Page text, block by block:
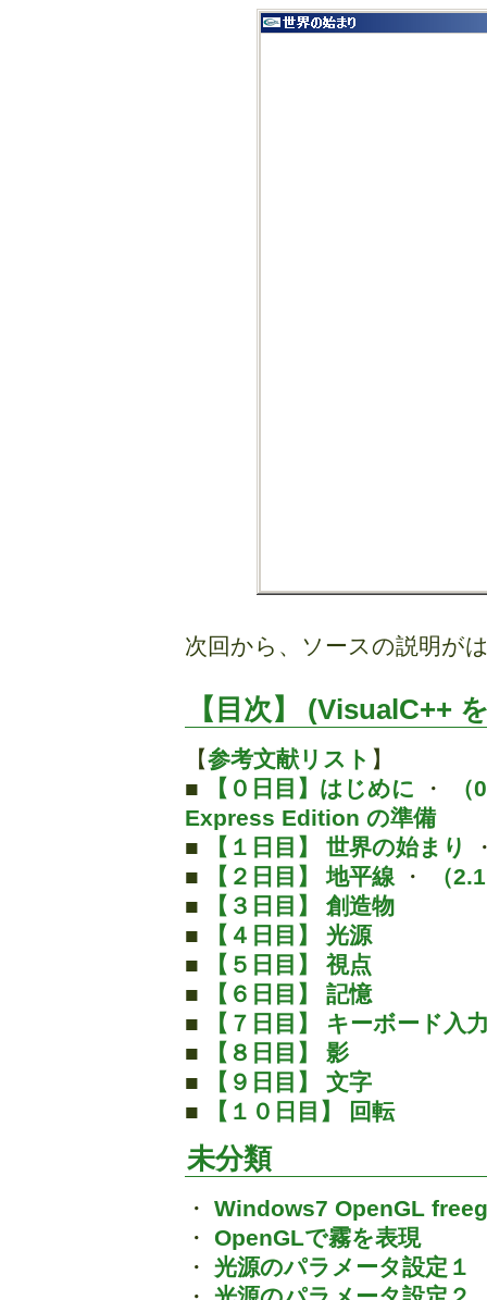
次回から、ソースの説明が
【目次】 (VisualC++
【参考文献リスト 】
■
【０日目】はじめに ・
Express Edition の準備
■
【１日目】 世界の始まり
■
【２日目】 地平線 ・
（
■
【３日目】 創造物
■
【４日目】 光源
■
【５日目】 視点
■
【６日目】 記憶
■
【７日目】 キーボード入
■
【８日目】 影
■
【９日目】 文字
■
【１０日目】 回転
未分類
・ Windows7 OpenGL
・ OpenGLで霧を表現
・ 光源のパラメータ設定１